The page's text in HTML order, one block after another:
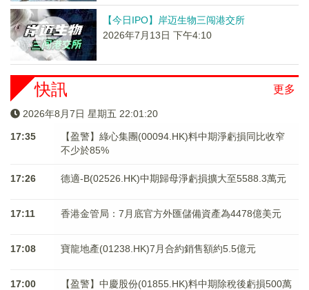
【今日IPO】岸迈生物三闯港交所
2026年7月13日 下午4:10
更多
快訊
2026年8月7日 星期五 22:01:20
17:35
【盈警】綠心集團(00094.HK)料中期淨虧損同比收窄
不少於85%
17:26 德適-B(02526.HK)中期歸母淨虧損擴大至5588.3萬元
17:11 香港金管局：7月底官方外匯儲備資產為4478億美元
17:08 寶龍地產(01238.HK)7月合約銷售額約5.5億元
17:00
【盈警】中慶股份(01855.HK)料中期除稅後虧損500萬